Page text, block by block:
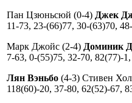
Пан Цзюньсюй (0-4) Джек
11-73, 23-(66)77, 30-(63)70,
Марк Джойс (2-4) Доминик
7-63, 0-(55)75, 32-70, 82(77)-
Лян Вэньбо (4-3) Стивен
118(60)-20, 37-80, 62(52)-67,